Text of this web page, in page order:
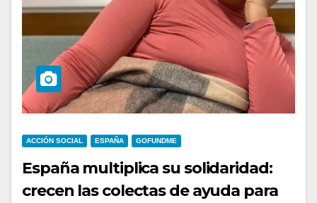
ACCIÓN SOCIAL ESPAÑA GOFUNDME
España multiplica su solidaridad:
crecen las colectas de ayuda para